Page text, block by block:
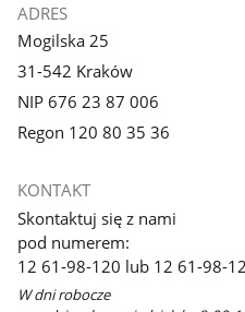
ADRES
Mogilska 25
31-542 Kraków
NIP 676 23 87 006
Regon 120 80 35 36
KONTAKT
Skontaktuj się z nami
pod numerem:
12 61-98-120 lub 12 61-98-
W dni robocze